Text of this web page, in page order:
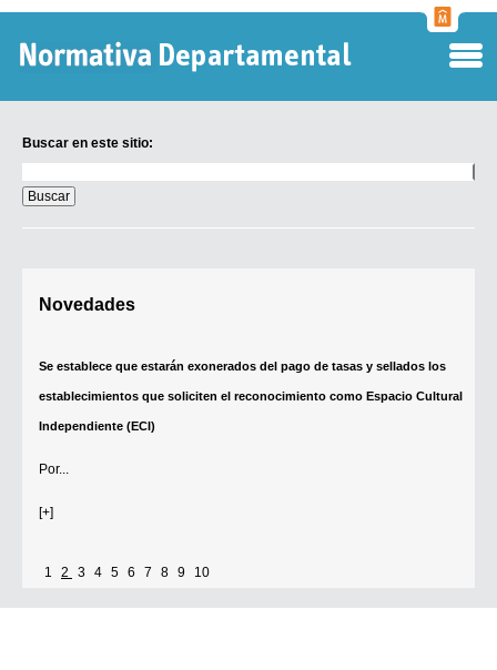
Buscar en este sitio:
en
este
sitio:
Novedades
Se establece que estarán exonerados del pago de tasas y sellados los
establecimientos que soliciten el reconocimiento como Espacio Cultural
Independiente (ECI)
Por...
[+]
1 2 3 4 5 6 7 8 9 10